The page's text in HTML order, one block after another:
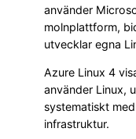
använder
molnplattform,
utvecklar egna
Azure Linux 4
använder Linux,
systematiskt
infrastruktur.